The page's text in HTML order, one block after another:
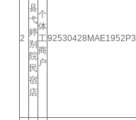
2
县
弋
婷
别
院
民
宿
店
个
体
工
商
户